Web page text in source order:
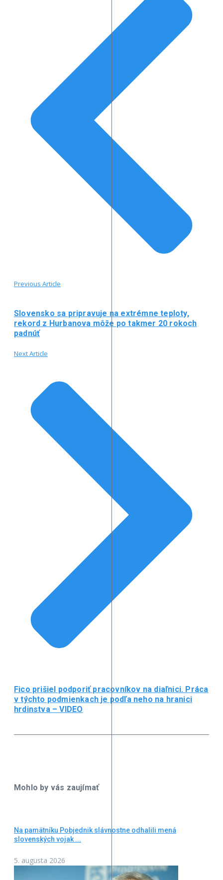
Previous Article
Slovensko sa pripravuje na extrémne teploty,
rekord z Hurbanova môže po takmer 20 rokoch
padnúť
Next Article
Fico prišiel podporiť pracovníkov na diaľnici. Práca
v týchto podmienkach je podľa neho na hranici
hrdinstva – VIDEO
Mohlo by vás zaujímať
Na pamätníku Pobjednik slávnostne odhalili mená
slovenských vojak ...
5. augusta 2026